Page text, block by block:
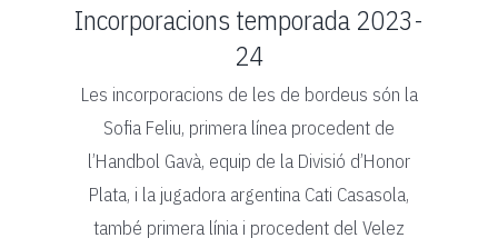
Incorporacions temporada 2023-
24
Les incorporacions de les de bordeus són la
Sofia Feliu, primera línea procedent de
l’Handbol Gavà, equip de la Divisió d’Honor
Plata, i la jugadora argentina Cati Casasola,
també primera línia i procedent del Velez